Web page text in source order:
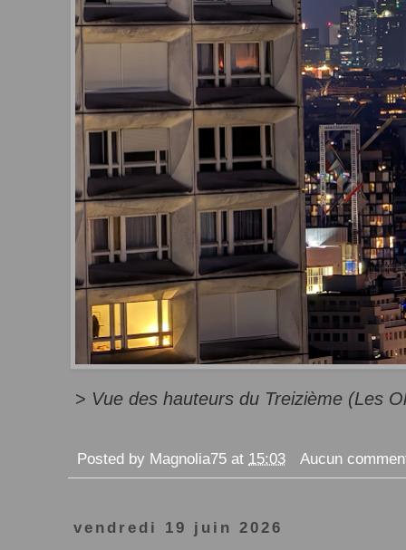
> Vue des hauteurs du Treizième (Les
Posted by Magnolia75 at 15:03 Aucun
vendredi 19 juin 2026